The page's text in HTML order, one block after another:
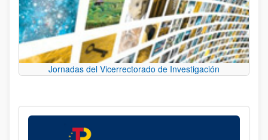
Jornadas del Vicerrectorado de Investigación